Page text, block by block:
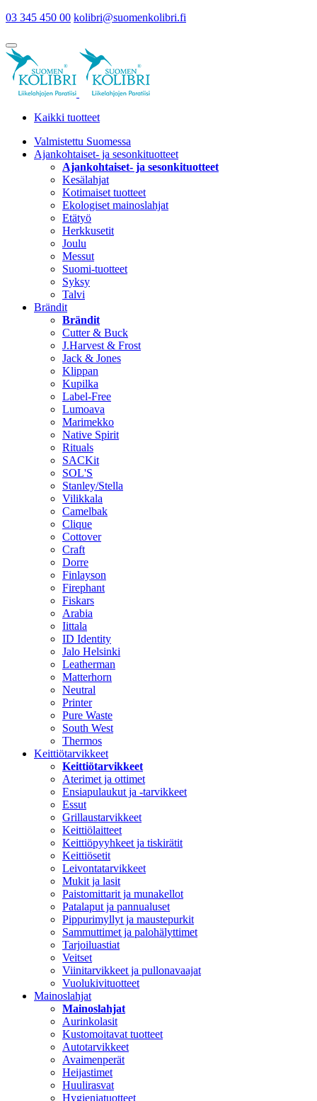
03 345 450 00 kolibri@suomenkolibri.fi
Kaikki tuotteet
Valmistettu Suomessa
Ajankohtaiset- ja sesonkituotteet
Ajankohtaiset- ja sesonkituotteet
Kesälahjat
Kotimaiset tuotteet
Ekologiset mainoslahjat
Etätyö
Herkkusetit
Joulu
Messut
Suomi-tuotteet
Syksy
Talvi
Brändit
Brändit
Cutter & Buck
J.Harvest & Frost
Jack & Jones
Klippan
Kupilka
Label-Free
Lumoava
Marimekko
Native Spirit
Rituals
SACKit
SOL'S
Stanley/Stella
Vilikkala
Camelbak
Clique
Cottover
Craft
Dorre
Finlayson
Firephant
Fiskars
Arabia
Iittala
ID Identity
Jalo Helsinki
Leatherman
Matterhorn
Neutral
Printer
Pure Waste
South West
Thermos
Keittiötarvikkeet
Keittiötarvikkeet
Aterimet ja ottimet
Ensiapulaukut ja -tarvikkeet
Essut
Grillaustarvikkeet
Keittiölaitteet
Keittiöpyyhkeet ja tiskirätit
Keittiösetit
Leivontatarvikkeet
Mukit ja lasit
Paistomittarit ja munakellot
Patalaput ja pannualuset
Pippurimyllyt ja maustepurkit
Sammuttimet ja palohälyttimet
Tarjoiluastiat
Veitset
Viinitarvikkeet ja pullonavaajat
Vuolukivituotteet
Mainoslahjat
Mainoslahjat
Aurinkolasit
Kustomoitavat tuotteet
Autotarvikkeet
Avaimenperät
Heijastimet
Huulirasvat
Hygieniatuotteet